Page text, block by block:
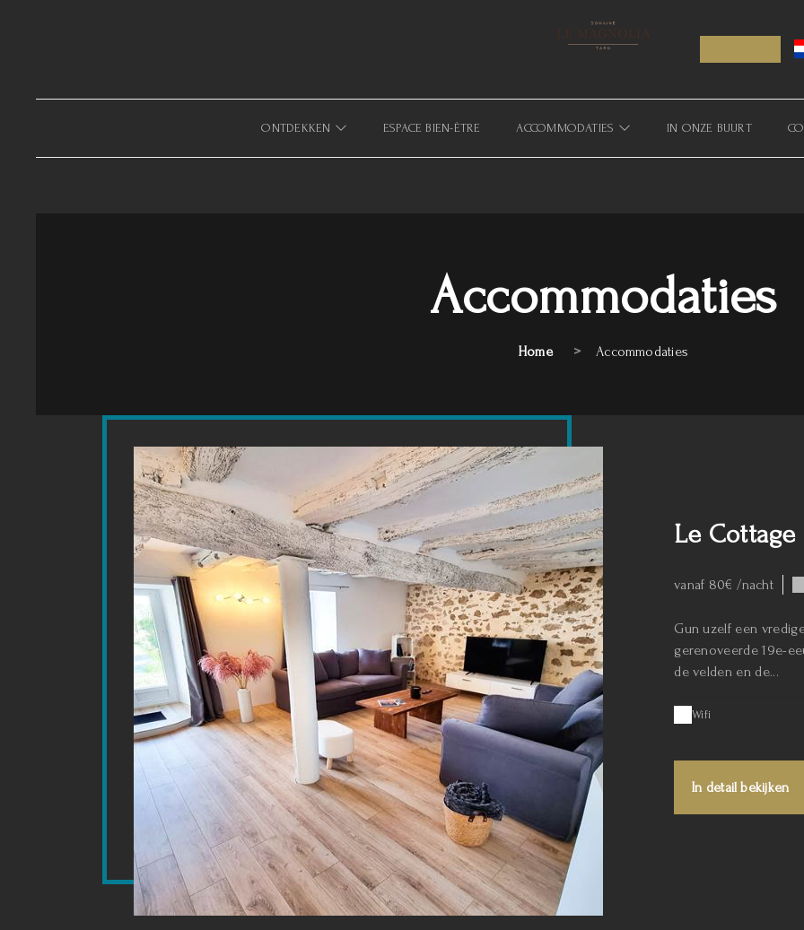
ONTDEKKEN ESPACE BIEN-ÊTRE ACCOMMODATIES IN ONZE BUURT
Accommodaties
Home Accommodaties
Le Cottage
vanaf 80€ /nacht
Gun uzelf een
gerenoveerde 19e-
de velden en de...
Wifi
In detail bekijken